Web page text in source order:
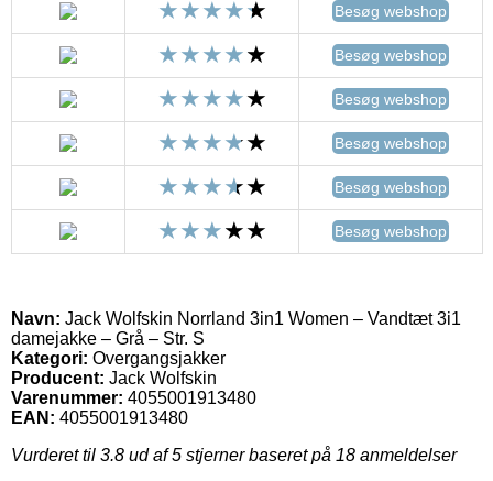
Besøg webshop
Besøg webshop
Besøg webshop
Besøg webshop
Besøg webshop
Besøg webshop
Navn: Jack Wolfskin Norrland 3in1 Women – Vandtæt 3i1
damejakke – Grå – Str. S
Kategori: Overgangsjakker
Producent: Jack Wolfskin
Varenummer: 4055001913480
EAN: 4055001913480
Vurderet til 3.8 ud af 5 stjerner baseret på 18 anmeldelser